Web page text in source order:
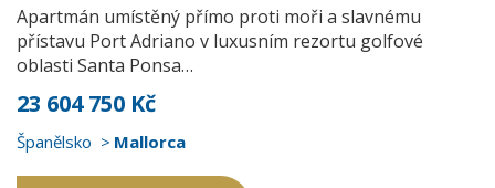
Apartmán umístěný přímo proti moři a slavnému
přístavu Port Adriano v luxusním rezortu golfové
oblasti Santa Ponsa…
23 604 750 Kč
Španělsko Mallorca